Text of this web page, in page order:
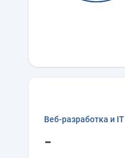
Веб-разработка и IT
-